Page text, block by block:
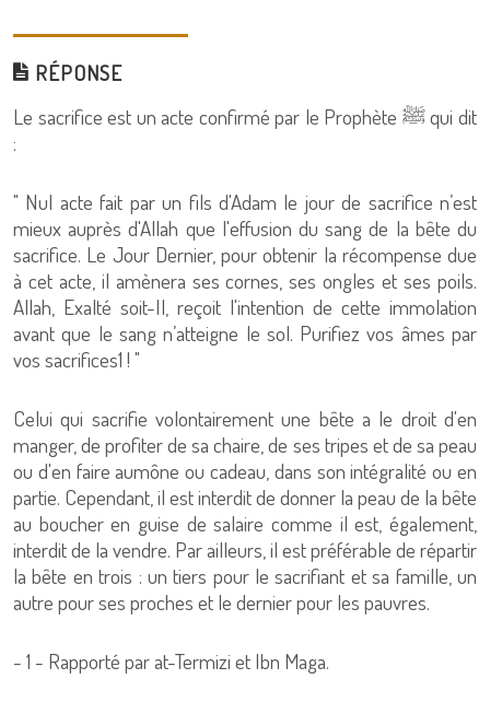
RÉPONSE
Le sacrifice est un acte confirmé par le Prophète ﷺ qui dit
:
" Nul acte fait par un fils d'Adam le jour de sacrifice n’est
mieux auprès d'Allah que l'effusion du sang de la bête du
sacrifice. Le Jour Dernier, pour obtenir la récompense due
à cet acte, il amènera ses cornes, ses ongles et ses poils.
Allah, Exalté soit-Il, reçoit l'intention de cette immolation
avant que le sang n’atteigne le sol. Purifiez vos âmes par
vos sacrifices1 ! "
Celui qui sacrifie volontairement une bête a le droit d'en
manger, de profiter de sa chaire, de ses tripes et de sa peau
ou d'en faire aumône ou cadeau, dans son intégralité ou en
partie. Cependant, il est interdit de donner la peau de la bête
au boucher en guise de salaire comme il est, également,
interdit de la vendre. Par ailleurs, il est préférable de répartir
la bête en trois : un tiers pour le sacrifiant et sa famille, un
autre pour ses proches et le dernier pour les pauvres.
- 1 - Rapporté par at-Termizi et Ibn Maga.